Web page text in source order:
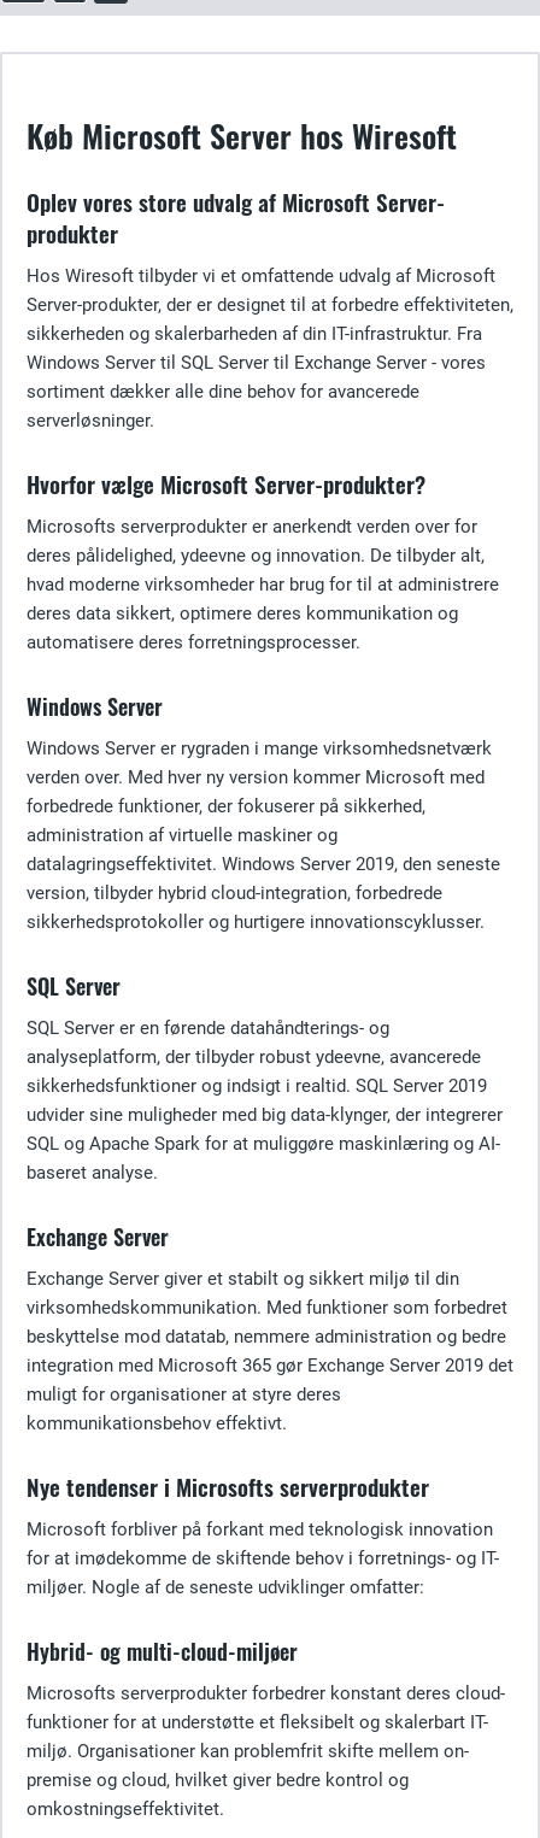
Køb Microsoft Server hos Wiresoft
Oplev vores store udvalg af Microsoft Server-
produkter
Hos Wiresoft tilbyder vi et omfattende udvalg af Microsoft
Server-produkter, der er designet til at forbedre effektiviteten,
sikkerheden og skalerbarheden af din IT-infrastruktur. Fra
Windows Server til SQL Server til Exchange Server - vores
sortiment dækker alle dine behov for avancerede
serverløsninger.
Hvorfor vælge Microsoft Server-produkter?
Microsofts serverprodukter er anerkendt verden over for
deres pålidelighed, ydeevne og innovation. De tilbyder alt,
hvad moderne virksomheder har brug for til at administrere
deres data sikkert, optimere deres kommunikation og
automatisere deres forretningsprocesser.
Windows Server
Windows Server er rygraden i mange virksomhedsnetværk
verden over. Med hver ny version kommer Microsoft med
forbedrede funktioner, der fokuserer på sikkerhed,
administration af virtuelle maskiner og
datalagringseffektivitet. Windows Server 2019, den seneste
version, tilbyder hybrid cloud-integration, forbedrede
sikkerhedsprotokoller og hurtigere innovationscyklusser.
SQL Server
SQL Server er en førende datahåndterings- og
analyseplatform, der tilbyder robust ydeevne, avancerede
sikkerhedsfunktioner og indsigt i realtid. SQL Server 2019
udvider sine muligheder med big data-klynger, der integrerer
SQL og Apache Spark for at muliggøre maskinlæring og AI-
baseret analyse.
Exchange Server
Exchange Server giver et stabilt og sikkert miljø til din
virksomhedskommunikation. Med funktioner som forbedret
beskyttelse mod datatab, nemmere administration og bedre
integration med Microsoft 365 gør Exchange Server 2019 det
muligt for organisationer at styre deres
kommunikationsbehov effektivt.
Nye tendenser i Microsofts serverprodukter
Microsoft forbliver på forkant med teknologisk innovation
for at imødekomme de skiftende behov i forretnings- og IT-
miljøer. Nogle af de seneste udviklinger omfatter:
Hybrid- og multi-cloud-miljøer
Microsofts serverprodukter forbedrer konstant deres cloud-
funktioner for at understøtte et fleksibelt og skalerbart IT-
miljø. Organisationer kan problemfrit skifte mellem on-
premise og cloud, hvilket giver bedre kontrol og
omkostningseffektivitet.